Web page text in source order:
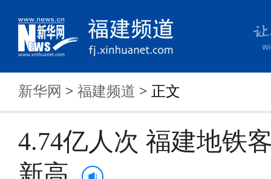
新华网 > 福建频道 > 正文
4.74亿人次 福建地铁